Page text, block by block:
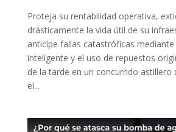
Proteja su rentabilidad operativa,
drásticamente la vida útil de su
anticipe fallas catastróficas
inteligente y el uso de repuestos
de la tarde en un concurrido astillero
el...